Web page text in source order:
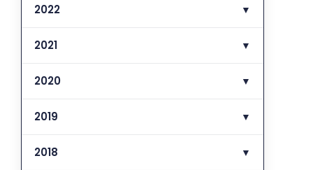
2022 ▼
2021 ▼
2020 ▼
2019 ▼
2018 ▼